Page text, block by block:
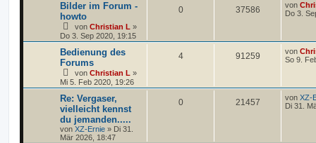
Bilder im Forum -
howto
von Christian L »
Do 3. Sep 2020, 19:15
0 37586 von
Do 3.
Bedienung des
Forums
von Christian L »
Mi 5. Feb 2020, 19:26
4 91259 von
So 9.
Re: Vergaser,
vielleicht kennst
du jemanden.....
von XZ-Ernie » Di 31.
Mär 2026, 18:47
0 21457 von XZ-
Di 31.